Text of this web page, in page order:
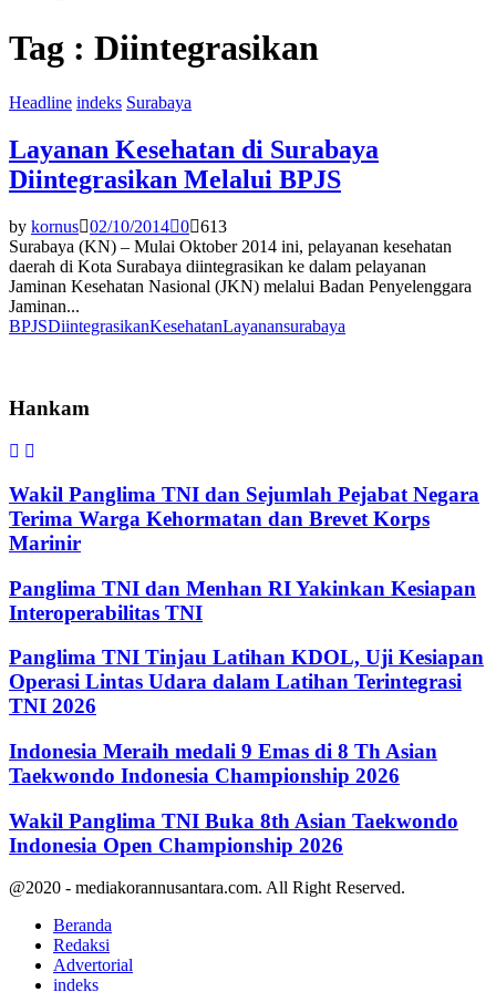
Tag : Diintegrasikan
Headline indeks Surabaya
Layanan Kesehatan di Surabaya
Diintegrasikan Melalui BPJS
by kornus 02/10/2014 0 613
Surabaya (KN) – Mulai Oktober 2014 ini, pelayanan kesehatan
daerah di Kota Surabaya diintegrasikan ke dalam pelayanan
Jaminan Kesehatan Nasional (JKN) melalui Badan Penyelenggara
Jaminan...
BPJSDiintegrasikanKesehatanLayanansurabaya
Hankam
Wakil Panglima TNI dan Sejumlah Pejabat Negara
Terima Warga Kehormatan dan Brevet Korps
Marinir
Panglima TNI dan Menhan RI Yakinkan Kesiapan
Interoperabilitas TNI
Panglima TNI Tinjau Latihan KDOL, Uji Kesiapan
Operasi Lintas Udara dalam Latihan Terintegrasi
TNI 2026
Indonesia Meraih medali 9 Emas di 8 Th Asian
Taekwondo Indonesia Championship 2026
Wakil Panglima TNI Buka 8th Asian Taekwondo
Indonesia Open Championship 2026
@2020 - mediakorannusantara.com. All Right Reserved.
Beranda
Redaksi
Advertorial
indeks